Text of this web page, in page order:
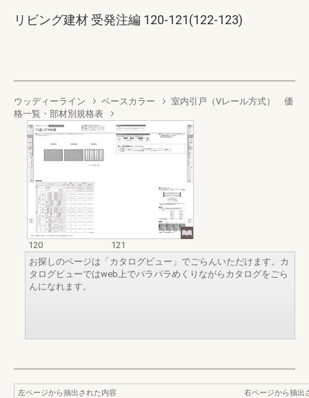
リビング建材 受発注編 120-121(122-123)
ウッディーライン ベースカラー
室内引戸（Vレール方式） 価
格一覧・部材別規格表
120
121
お探しのページは「カタログビュー」でごらんいただけます。カ
タログビューではweb上でパラパラめくりながらカタログをごら
んになれます。
左ページから抽出された内容
右ページから抽出